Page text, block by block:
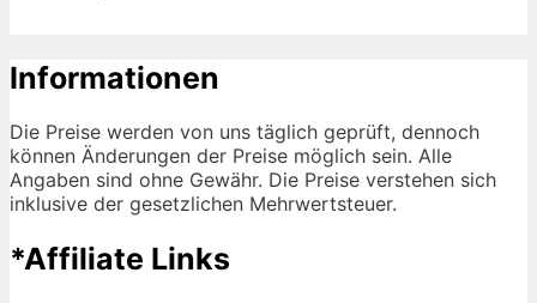
Informationen
Die Preise werden von uns täglich geprüft, dennoch
können Änderungen der Preise möglich sein. Alle
Angaben sind ohne Gewähr. Die Preise verstehen sich
inklusive der gesetzlichen Mehrwertsteuer.
*Affiliate Links